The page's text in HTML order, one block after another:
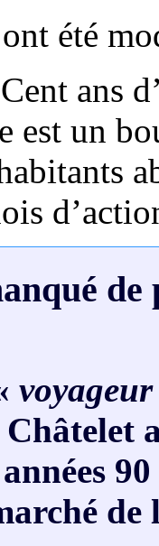
été
ans
est un
voyageur
de